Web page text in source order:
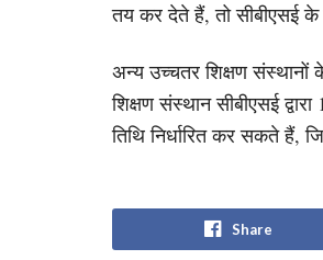
तय कर देते हैं, तो सीबीएसई
अन्य उच्चतर शिक्षण संस्थानों
शिक्षण संस्थान सीबीएसई
तिथि निर्धारित कर सकते हैं,
Share